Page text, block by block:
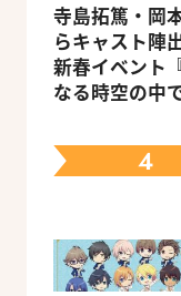
寺島拓篤・岡
らキャスト陣
新春イベント
なる時空の中
ットの
先販売申込受付
4